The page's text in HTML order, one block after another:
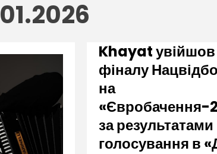
Khayat
фіналу
на
«Євробачення-
за результатами
голосування в